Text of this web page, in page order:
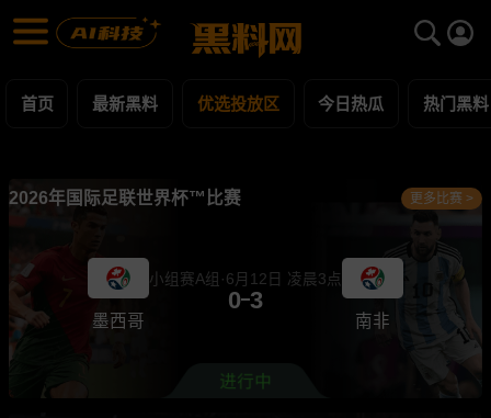
优选投放区 每日更新黑料吃瓜爆料
首页 最新黑料 优选投放区 今日热瓜 热门黑料
2026年国际足联世界杯™比赛 更多比赛 >
墨西哥
小组赛A组·6月12日 凌晨3点
0 3
南非